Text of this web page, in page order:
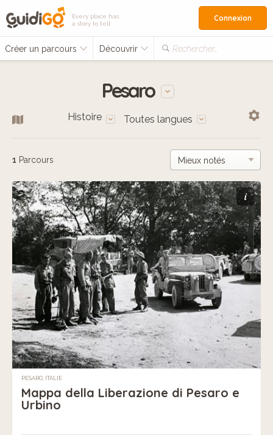
Every place has
a story to tell
Créer un parcours Découvrir Rechercher…
Connexion
Pesaro
Histoire Toutes langues
1 Parcours
i
PESARO, ITALIE
Mappa della Liberazione di Pesaro e
Urbino